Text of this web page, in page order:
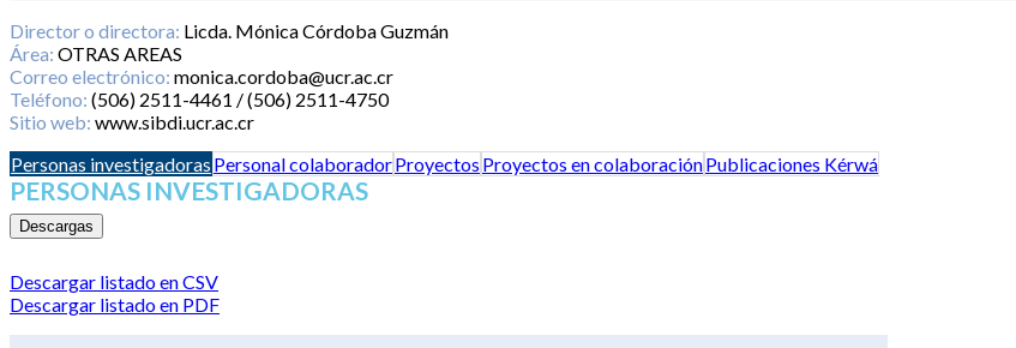
Director o directora: Licda. Mónica Córdoba Guzmán
Área: OTRAS AREAS
Correo electrónico: monica.cordoba@ucr.ac.cr
Teléfono: (506) 2511-4461 / (506) 2511-4750
Sitio web: www.sibdi.ucr.ac.cr
Personas investigadoras Personal colaboradorProyectos Proyectos en colaboraciónPublicaciones Kérwá
PERSONAS INVESTIGADORAS
Descargas
Descargar listado en CSV
Descargar listado en PDF